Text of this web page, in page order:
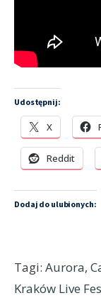
Udostępnij:
X
Reddit
Dodaj do ulubionych:
Tagi: Aurora,
Kraków Live